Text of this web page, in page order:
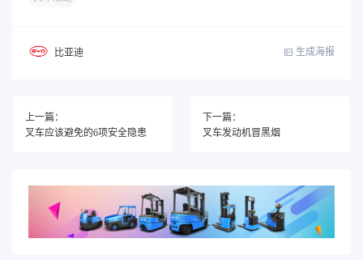
比亚迪 生成海报
上一篇：
叉车应该避免的6项安全隐患
下一篇：
叉车发动机冒黑烟